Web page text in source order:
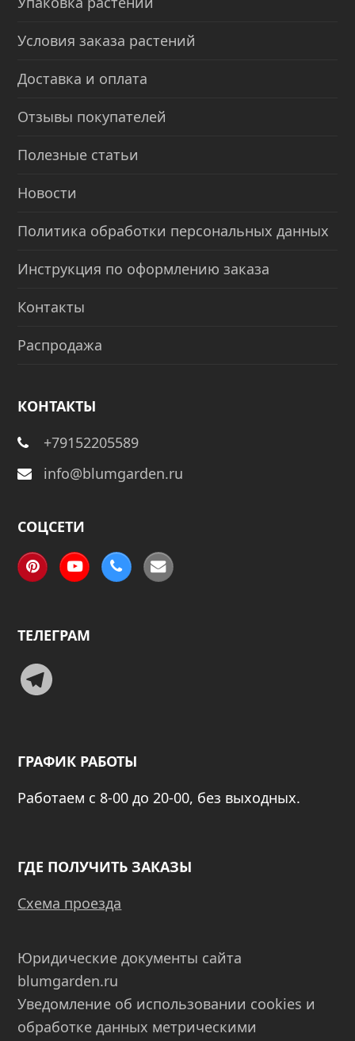
Условия заказа растений
Доставка и оплата
Отзывы покупателей
Полезные статьи
Новости
Политика обработки персональных данных
Инструкция по оформлению заказа
Контакты
Распродажа
КОНТАКТЫ
+79152205589
info@blumgarden.ru
СОЦСЕТИ
PinterestYouTubePhoneEmail
ТЕЛЕГРАМ
Telegram
ГРАФИК РАБОТЫ
Работаем с 8-00 до 20-00, без выходных.
ГДЕ ПОЛУЧИТЬ ЗАКАЗЫ
Схема проезда
Юридические документы сайта
blumgarden.ru
Уведомление об использовании cookies и
обработке данных метрическими